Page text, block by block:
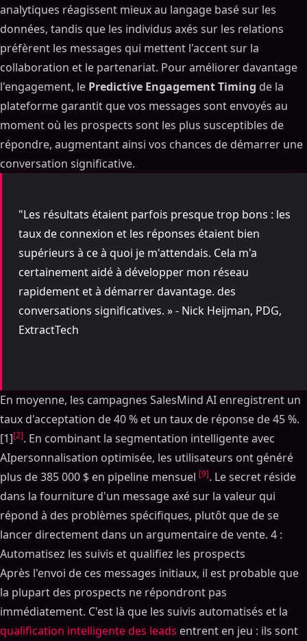
analytiques réagissent mieux au langage basé sur les
données, tandis que les individus axés sur les relations
préfèrent les messages qui mettent l'accent sur la
collaboration et le partenariat. Pour améliorer davantage
l'engagement, le Predictive Engagement Timing de la
plateforme garantit que vos messages sont envoyés au
moment où les prospects sont les plus susceptibles de
répondre, augmentant ainsi vos chances de démarrer une
conversation significative.
"Les résultats étaient parfois presque trop bons : les
taux de connexion et les réponses étaient bien
supérieurs à ce à quoi je m'attendais. Cela m'a
certainement aidé à développer mon réseau
rapidement et à démarrer davantage. des
conversations significatives. » - Nick Heijman, PDG,
ExtractTech
En moyenne, les campagnes SalesMind AI enregistrent un
taux d'acceptation de 40 % et un taux de réponse de 45 %.
[1][2]. En combinant la segmentation intelligente avec
AIpersonnalisation optimisée, les utilisateurs ont généré
plus de 385 000 $ en pipeline mensuel [9]. Le secret réside
dans la fourniture d'un message axé sur la valeur qui
répond à des problèmes spécifiques, plutôt que de se
lancer directement dans un argumentaire de vente. 4 :
Automatisez les suivis et qualifiez les prospects
Après l'envoi de ces messages initiaux, il est probable que
la plupart des prospects ne répondront pas
immédiatement. C'est là que les suivis automatisés et la
qualification intelligente des leads entrent en jeu : ils sont